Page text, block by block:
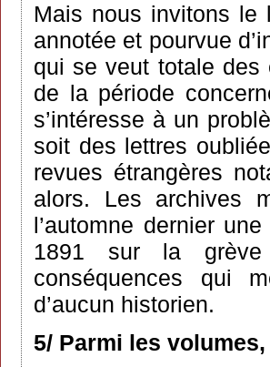
Mais nous invitons le
annotée et pourvue
qui se veut totale des
de la période
s’intéresse à un
soit des lettres
revues étrangères
alors. Les archives
l’automne dernier
1891 sur la
conséquences qui
d’aucun historien.
5/ Parmi les